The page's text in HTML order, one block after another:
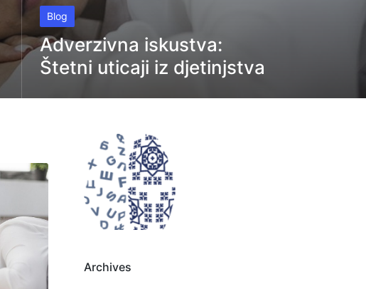
Posted
in
Blog
Adverzivna iskustva:
Štetni uticaji iz djetinjstva
Archives